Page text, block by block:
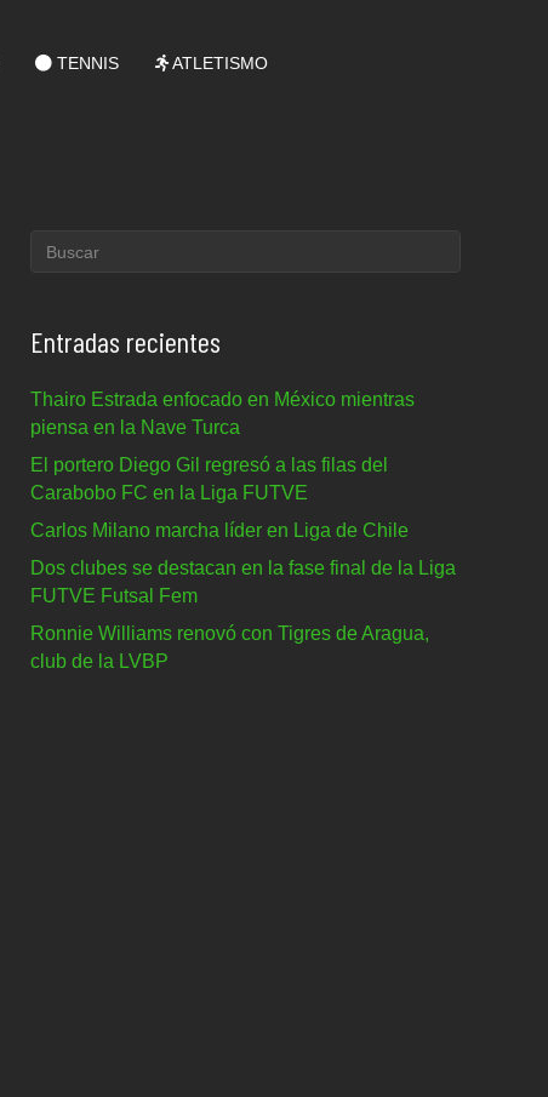
TENNIS ATLETISMO
Entradas recientes
Thairo Estrada enfocado en México mientras
piensa en la Nave Turca
El portero Diego Gil regresó a las filas del
Carabobo FC en la Liga FUTVE
Carlos Milano marcha líder en Liga de Chile
Dos clubes se destacan en la fase final de la Liga
FUTVE Futsal Fem
Ronnie Williams renovó con Tigres de Aragua,
club de la LVBP